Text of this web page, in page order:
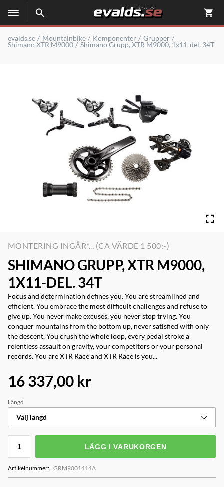
evalds.se Mountainbike Komponenter
Grupper
Shimano XTR M9000
Shimano Grupp, XTR M9000, 1x11-del. 34T
MONTERING INGÅR*... (CA VÄRDE 1 500:-)
SHIMANO GRUPP, XTR M9000,
1X11-DEL. 34T
Focus and determination defines you. You are streamlined and
efficient. You embrace the most difficult challenges and refuse to
give up. You never make excuses, you never stop trying. You
conquer mountains from the bottom up, never satisfied with only
the descent. You crush the whole loop, every pedal stroke a
relentless assault on gravity, your competitors or your personal
records. You are XTR Race and XTR Race is you...
16 337,00 kr
Längd
Välj längd
LÄGG I VARUKORGEN
Artikelnummer: GRM9001414A